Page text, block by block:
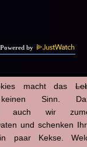
Powered by
macht das
Sinn.
auch wir
und schenken
paar Kekse.